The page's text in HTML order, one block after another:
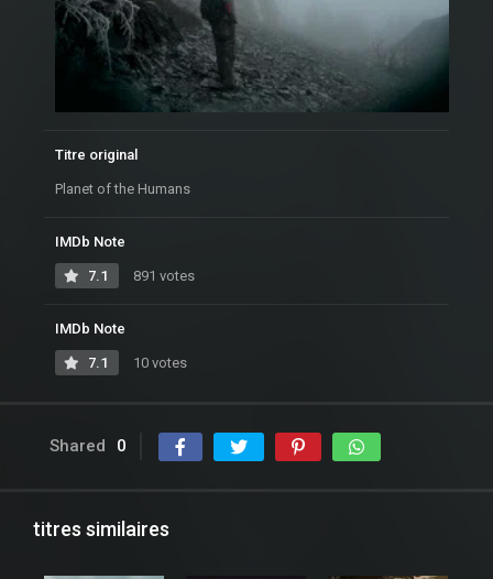
Titre original
Planet of the Humans
IMDb Note
7.1 891 votes
IMDb Note
7.1 10 votes
Shared 0
titres similaires